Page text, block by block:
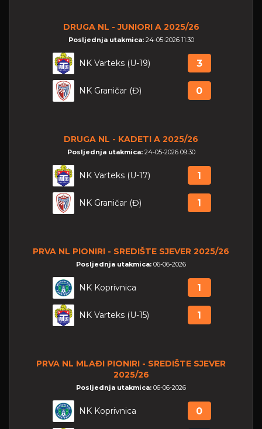
DRUGA NL - JUNIORI A 2025/26
Posljednja utakmica: 24-05-2026 11:30
NK Varteks (U-19) 3
NK Graničar (Đ) 0
DRUGA NL - KADETI A 2025/26
Posljednja utakmica: 24-05-2026 09:30
NK Varteks (U-17) 1
NK Graničar (Đ) 1
PRVA NL PIONIRI - SREDIŠTE SJEVER 2025/26
Posljednja utakmica: 06-06-2026
NK Koprivnica 1
NK Varteks (U-15) 1
PRVA NL MLAĐI PIONIRI - SREDIŠTE SJEVER
2025/26
Posljednja utakmica: 06-06-2026
NK Koprivnica 0